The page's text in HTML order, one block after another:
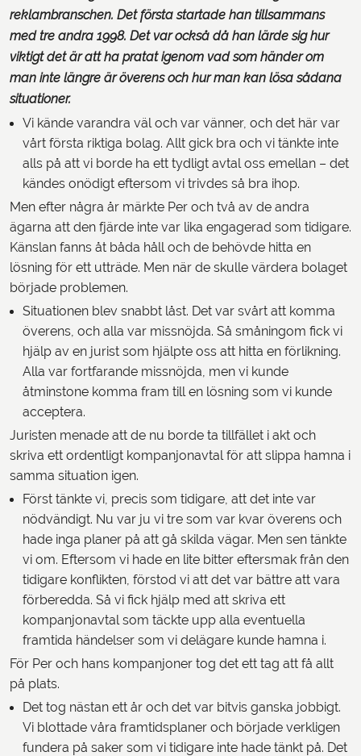
reklambranschen. Det första startade han tillsammans
med tre andra 1998. Det var också då han lärde sig hur
viktigt det är att ha pratat igenom vad som händer om
man inte längre är överens och hur man kan lösa sådana
situationer.
Vi kände varandra väl och var vänner, och det här var
vårt första riktiga bolag. Allt gick bra och vi tänkte inte
alls på att vi borde ha ett tydligt avtal oss emellan – det
kändes onödigt eftersom vi trivdes så bra ihop.
Men efter några år märkte Per och två av de andra
ägarna att den fjärde inte var lika engagerad som tidigare.
Känslan fanns åt båda håll och de behövde hitta en
lösning för ett utträde. Men när de skulle värdera bolaget
började problemen.
Situationen blev snabbt låst. Det var svårt att komma
överens, och alla var missnöjda. Så småningom fick vi
hjälp av en jurist som hjälpte oss att hitta en förlikning.
Alla var fortfarande missnöjda, men vi kunde
åtminstone komma fram till en lösning som vi kunde
acceptera.
Juristen menade att de nu borde ta tillfället i akt och
skriva ett ordentligt kompanjonavtal för att slippa hamna i
samma situation igen.
Först tänkte vi, precis som tidigare, att det inte var
nödvändigt. Nu var ju vi tre som var kvar överens och
hade inga planer på att gå skilda vägar. Men sen tänkte
vi om. Eftersom vi hade en lite bitter eftersmak från den
tidigare konflikten, förstod vi att det var bättre att vara
förberedda. Så vi fick hjälp med att skriva ett
kompanjonavtal som täckte upp alla eventuella
framtida händelser som vi delägare kunde hamna i.
För Per och hans kompanjoner tog det ett tag att få allt
på plats.
Det tog nästan ett år och det var bitvis ganska jobbigt.
Vi blottade våra framtidsplaner och började verkligen
fundera på saker som vi tidigare inte hade tänkt på. Det